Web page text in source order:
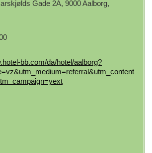
Gade 2A, 9000 Aalborg,
bb.com/da/hotel/aalborg?